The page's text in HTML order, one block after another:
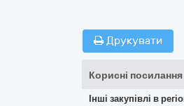
Друкувати
Корисні посилання
Інші закупівлі в